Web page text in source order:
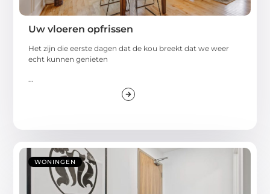
Uw vloeren opfrissen
Het zijn die eerste dagen dat de kou breekt dat we weer
echt kunnen genieten
WONINGEN